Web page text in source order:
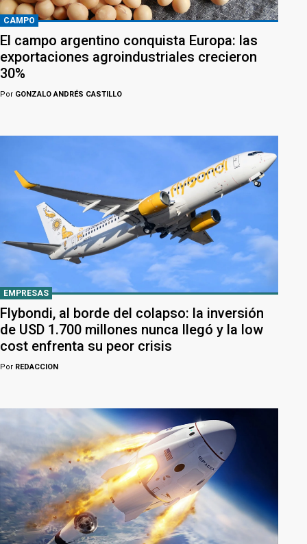
CAMPO
El campo argentino conquista Europa: las
exportaciones agroindustriales crecieron
30%
Por GONZALO ANDRÉS CASTILLO
EMPRESAS
Flybondi, al borde del colapso: la inversión
de USD 1.700 millones nunca llegó y la low
cost enfrenta su peor crisis
Por REDACCION